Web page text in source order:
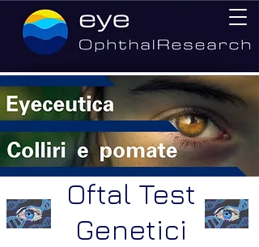
Oftal Test
Genetici